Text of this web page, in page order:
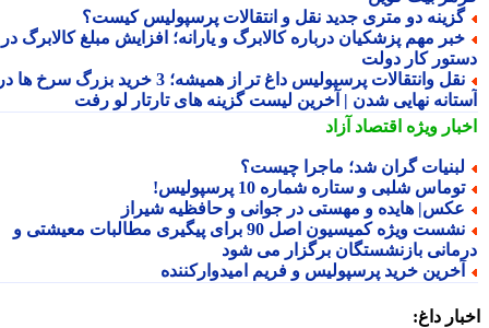
دو متری جدید نقل و انتقالات پرسپولیس کیست؟
مهم پزشکیان درباره کالابرگ و یارانه؛ افزایش مبلغ کالابرگ در
کار دولت
نقل وانتقالات پرسپولیس داغ تر از همیشه؛ 3 خرید بزرگ سرخ ها در
نهایی شدن | آخرین لیست گزینه های تارتار لو رفت
ویژهاقتصاد آزاد
گران شد؛ ماجرا چیست؟
شلبی و ستاره شماره 10 پرسپولیس!
هایده و مهستی در جوانی و حافظیه شیراز
نشست ویژه کمیسیون اصل 90 برای پیگیری مطالبات معیشتی و
بازنشستگان برگزار می شود
خرید پرسپولیس و فریم امیدوارکننده
داغ: